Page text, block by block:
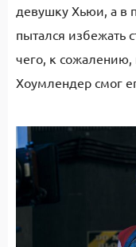
девушку Хьюи, а в
пытался избежать
чего, к сожалению,
Хоумлендер смог